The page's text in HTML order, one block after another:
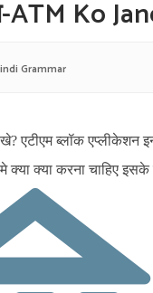
ATM Ko
Grammar
एटीएम ब्लॉक एप्लीकेशन
क्या करना चाहिए इसके